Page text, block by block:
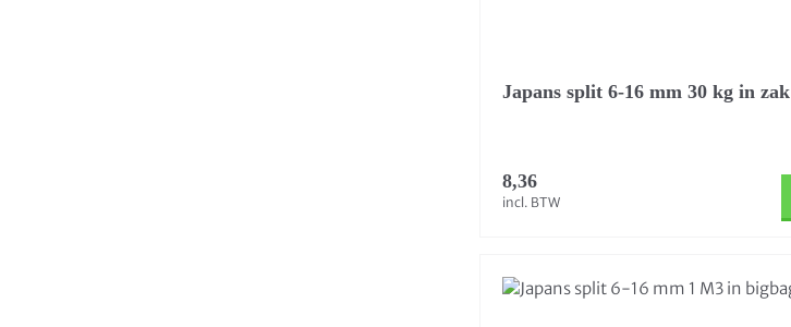
Japans split 6-16 mm 30 kg in zak
8,36
incl. BTW